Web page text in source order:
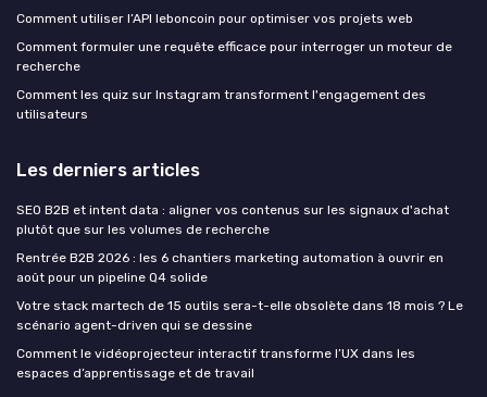
Comment utiliser l’API leboncoin pour optimiser vos projets web
Comment formuler une requête efficace pour interroger un moteur de
recherche
Comment les quiz sur Instagram transforment l'engagement des
utilisateurs
Les derniers articles
SEO B2B et intent data : aligner vos contenus sur les signaux d'achat
plutôt que sur les volumes de recherche
Rentrée B2B 2026 : les 6 chantiers marketing automation à ouvrir en
août pour un pipeline Q4 solide
Votre stack martech de 15 outils sera-t-elle obsolète dans 18 mois ? Le
scénario agent-driven qui se dessine
Comment le vidéoprojecteur interactif transforme l’UX dans les
espaces d’apprentissage et de travail